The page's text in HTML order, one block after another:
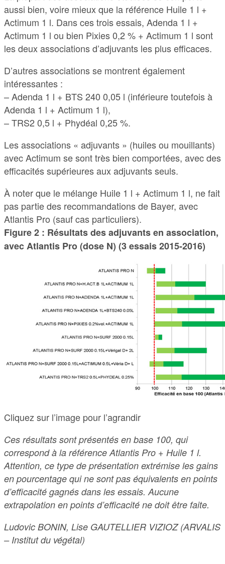
aussi bien, voire mieux que la référence Huile 1 l +
Actimum 1 l. Dans ces trois essais, Adenda 1 l +
Actimum 1 l ou bien Pixies 0,2 % + Actimum 1 l sont
les deux associations d’adjuvants les plus efficaces.
D’autres associations se montrent également
intéressantes :
– Adenda 1 l + BTS 240 0,05 l (inférieure toutefois à
Adenda 1 l + Actimum 1 l),
– TRS2 0,5 l + Phydéal 0,25 %.
Les associations « adjuvants » (huiles ou mouillants)
avec Actimum se sont très bien comportées, avec des
efficacités supérieures aux adjuvants seuls.
À noter que le mélange Huile 1 l + Actimum 1 l, ne fait
pas partie des recommandations de Bayer, avec
Atlantis Pro (sauf cas particuliers).
Figure 2 : Résultats des adjuvants en association,
avec Atlantis Pro (dose N) (3 essais 2015-2016)
Cliquez sur l’image pour l’agrandir
Ces résultats sont présentés en base 100, qui
correspond à la référence Atlantis Pro + Huile 1 l.
Attention, ce type de présentation extrémise les gains
en pourcentage qui ne sont pas équivalents en points
d’efficacité gagnés dans les essais. Aucune
extrapolation en points d’efficacité ne doit être faite.
Ludovic BONIN, Lise GAUTELLIER VIZIOZ (ARVALIS
– Institut du végétal)